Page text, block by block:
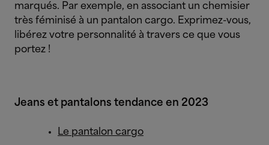
marqués. Par exemple, en associant un chemisier
très féminisé à un pantalon cargo. Exprimez-vous,
libérez votre personnalité à travers ce que vous
portez !
Jeans et pantalons tendance en 2023
Le pantalon cargo